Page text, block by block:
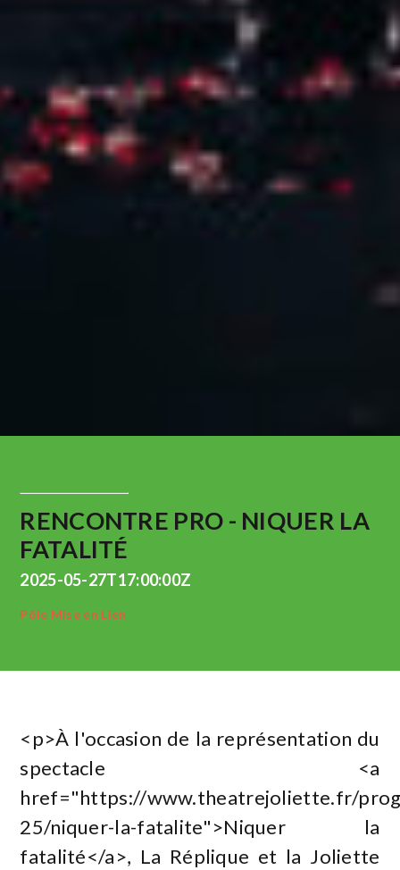
RENCONTRE PRO - NIQUER LA
FATALITÉ
2025-05-27T17:00:00Z
Pôle Mise en Lien
<p>À l'occasion de la représentation du
spectacle <a
href="https://www.theatrejoliette.fr/
25/niquer-la-fatalite">Niquer la
fatalité</a>, La Réplique et la Joliette